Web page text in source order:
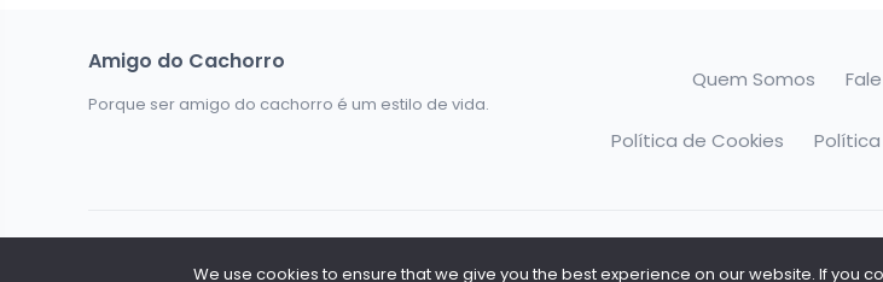
Amigo do Cachorro
Porque ser amigo do cachorro é um estilo de vida.
Quem Somos
Política de Cookies
We use cookies to ensure that we give you the best experience on our website. If you